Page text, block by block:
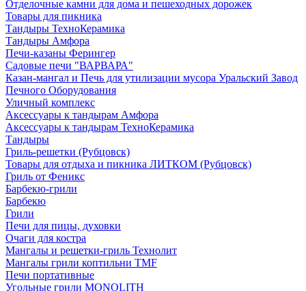
Отделочные камни для дома и пешеходных дорожек
Товары для пикника
Тандыры ТехноКерамика
Тандыры Амфора
Печи-казаны Ферингер
Садовые печи "ВАРВАРА"
Казан-мангал и Печь для утилизации мусора Уральский Завод
Печного Оборудования
Уличный комплекс
Аксессуары к тандырам Амфора
Аксессуары к тандырам ТехноКерамика
Тандыры
Гриль-решетки (Рубцовск)
Товары для отдыха и пикника ЛИТКОМ (Рубцовск)
Гриль от Феникс
Барбекю-грили
Барбекю
Грили
Печи для пицы, духовки
Очаги для костра
Мангалы и решетки-гриль Технолит
Мангалы грили коптильни TMF
Печи портативные
Угольные грили MONOLITH